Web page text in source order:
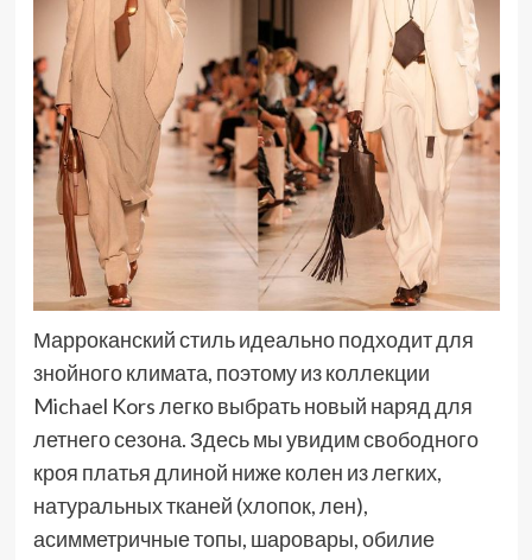
Марроканский стиль идеально подходит для
знойного климата, поэтому из коллекции
Michael Kors легко выбрать новый наряд для
летнего сезона. Здесь мы увидим свободного
кроя платья длиной ниже колен из легких,
натуральных тканей (хлопок, лен),
асимметричные топы, шаровары, обилие